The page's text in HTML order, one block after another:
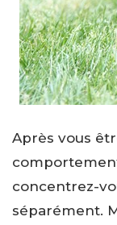
Après vous
concentrez-
séparément.